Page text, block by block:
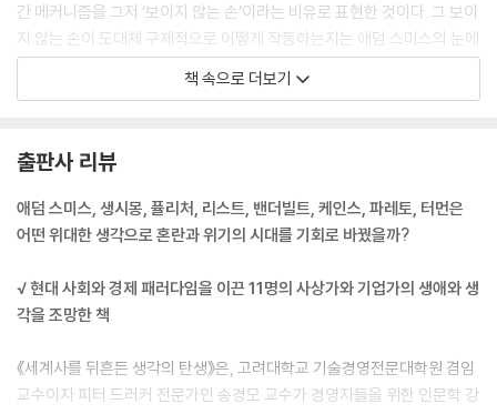
간 메커니즘을 그저 ‘보이지 않는 손’이라는 비유로 표현한 것이다. 그 보이
지 않는 손이 도대체 구체적으로 어떻게 작동하는지는 애덤 스미스의 눈에
도 여전히 블랙박스였다. 왜냐하면 보이지 않았으니까. (중략)
을 피하려고 하는데, 사회 곳곳에서 이를 달성하려는 수많은 개인들의 노
력과 의지가 작용했을 때 보다 개선된 문물이 생산되고, 이것이 모든 사회
구성원들에게 알맞게 배분된다는 것이다. 이 문단에 등장하는 ‘보이지 않
4부〉 ‘제2장’의 내용 전체는 각 개인의 효용을 추구하는 노력이 사회의 이
익을 증진시킨다는 내용을 말하고 있으므로, 크게는 《국부론》의 그것과
---「CHAPTER 1. 개인 _ 조화의 도덕철학자 ‘애덤 스미스’(스코틀랜드
(영국))」중에서
책 속으로 더보기
출판사 리뷰
애덤 스미스, 생시몽, 퓰리처, 리스트, 밴더빌트, 케인스, 파레토, 터먼은
어떤 위대한 생각으로 혼란과 위기의 시대를 기회로 바꿨을까?
√ 현대 사회와 경제 패러다임을 이끈 11명의 사상가와 기업가의 생애와 생
각을 조망한 책
《세계사를 뒤흔든 생각의 탄생》은, 고려대학교 기술경영전문대학원 겸임
교수이자 피터 드러커 전문가인 송경모 교수가 경영자들을 위한 인문학 강